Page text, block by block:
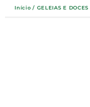
Início / GELEIAS E DOCES